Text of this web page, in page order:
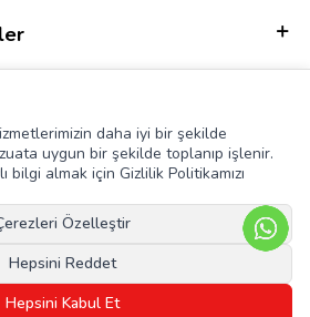
daha iyi bir şekilde
uygun bir şekilde toplanıp işlenir.
bilgi almak için Gizlilik Politikamızı
Özelleştir
Hepsini Reddet
Hepsini Kabul Et